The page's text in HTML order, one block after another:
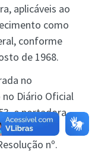
aplicáveis ao
como
conforme
de 1968.
no
no Diário Oficial
e portadora
de
nº.